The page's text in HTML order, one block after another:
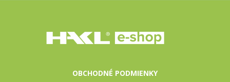
OBCHODNÉ PODMIENKY